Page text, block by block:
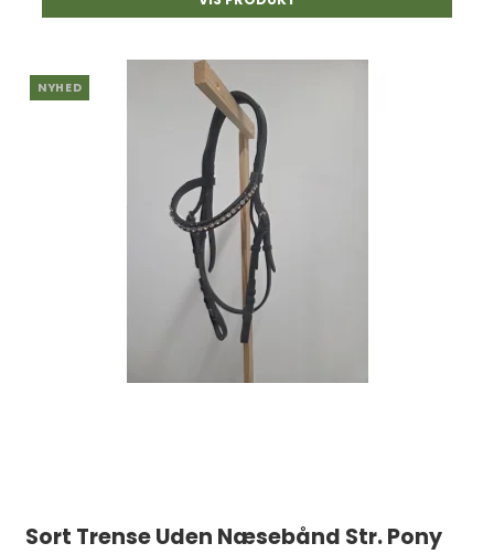
NYHED
Sort Trense Uden Næsebånd Str. Pony